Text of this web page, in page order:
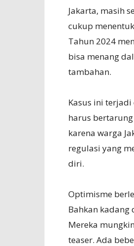
Jakarta, masih
cukup
Tahun 2024
bisa menang
tambahan.
Kasus ini terjadi
harus
karena warga
regulasi yang
diri.
Optimisme
Bahkan
Mereka
teaser. Ada